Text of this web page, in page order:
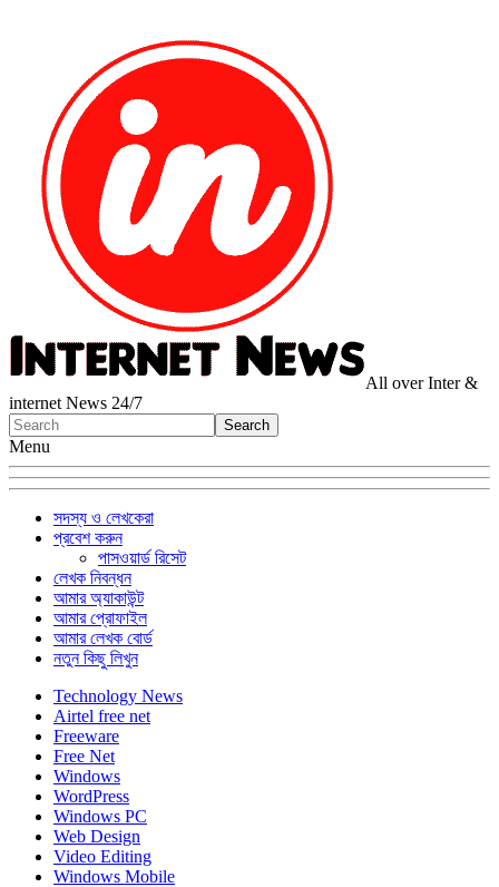
All over Inter &
internet News 24/7
Menu
সদস্য ও লেখকেরা
প্রবেশ করুন
পাসওয়ার্ড রিসেট
লেখক নিবন্ধন
আমার অ্যাকাউন্ট
আমার প্রোফাইল
আমার লেখক বোর্ড
নতুন কিছু লিখুন
Technology News
Airtel free net
Freeware
Free Net
Windows
WordPress
Windows PC
Web Design
Video Editing
Windows Mobile